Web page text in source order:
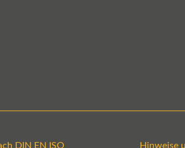
DIN EN ISO
Hinweise